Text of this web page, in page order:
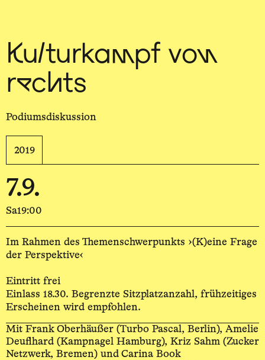
Kulturkampf von
rechts
Podiumsdiskussion
2019
7.9.
Sa19:00
Im Rahmen des Themenschwerpunkts ›(K)eine Frage
der Perspektive‹
Eintritt frei
Einlass 18.30. Begrenzte Sitzplatzanzahl, frühzeitiges
Erscheinen wird empfohlen.
Mit Frank Oberhäußer (Turbo Pascal, Berlin), Amelie
Deuflhard (Kampnagel Hamburg), Kriz Sahm (Zucker
Netzwerk, Bremen) und Carina Book